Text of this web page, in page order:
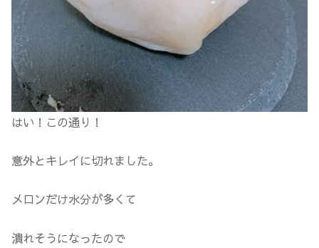
はい！この通り！
意外とキレイに切れました。
メロンだけ水分が多くて
潰れそうになったので